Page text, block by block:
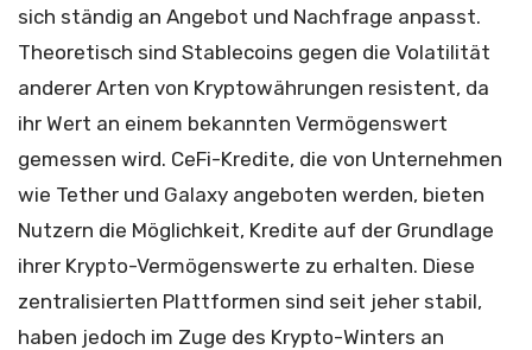
sich ständig an Angebot und Nachfrage anpasst.
Theoretisch sind Stablecoins gegen die Volatilität
anderer Arten von Kryptowährungen resistent, da
ihr Wert an einem bekannten Vermögenswert
gemessen wird. CeFi-Kredite, die von Unternehmen
wie Tether und Galaxy angeboten werden, bieten
Nutzern die Möglichkeit, Kredite auf der Grundlage
ihrer Krypto-Vermögenswerte zu erhalten. Diese
zentralisierten Plattformen sind seit jeher stabil,
haben jedoch im Zuge des Krypto-Winters an